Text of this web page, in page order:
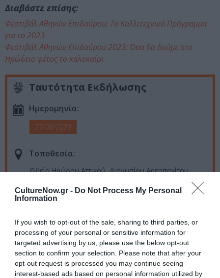
CultureNow.gr - Do Not Process My Personal
Information
If you wish to opt-out of the sale, sharing to third parties, or
processing of your personal or sensitive information for
targeted advertising by us, please use the below opt-out
section to confirm your selection. Please note that after your
opt-out request is processed you may continue seeing
interest-based ads based on personal information utilized by
Διαβάστε επίσης:
Φεστιβάλ Αθηνών Επιδαύρου: Το Καλλιτεχνικό Πρόγραμμα
για το 2023
Φεστιβάλ Αθηνών Επιδαύρου 2023: Όσα θα δούμε στο
Ηρώδειο φέτος το καλοκαίρι
Ταυτότητα Εκδήλωσης
Ημερομηνία:
27/06/2023
Τοποθεσία:
Ωδείο Ηρώδου Αττικού, Διονυσίου Αρεοπαγίτου,
Ηρώδειο
Eισιτήρια:
Διακεκριμένη Ζώνη Α: 105€ | Διακεκριμένη Ζώνη B:
88€ | Ζώνη Α: 74€ | Ζώνη Β: 64€ | Ζώνη Γ: 58€ | Άνω
Διάζωμα (ΖΩΝΗ Δ): 47€ | Άνω Διάζωμα (ΖΩΝΗ Ε): 44€
| Άνω Διάζωμα (ΖΩΝΗ ΣΤ): 40€ | Άνω Διάζωμα (ΖΩΝΗ